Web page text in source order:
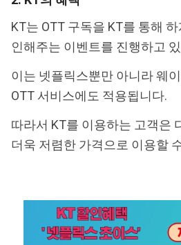
KT는 OTT 구독을 KT를 통해
인해주는 이벤트를 진행하고
이는 넷플릭스뿐만 아니라 웨
OTT 서비스에도 적용됩니다.
따라서 KT를 이용하는 고객은
더욱 저렴한 가격으로 이용할